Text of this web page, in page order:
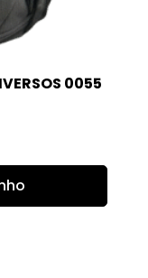
0055